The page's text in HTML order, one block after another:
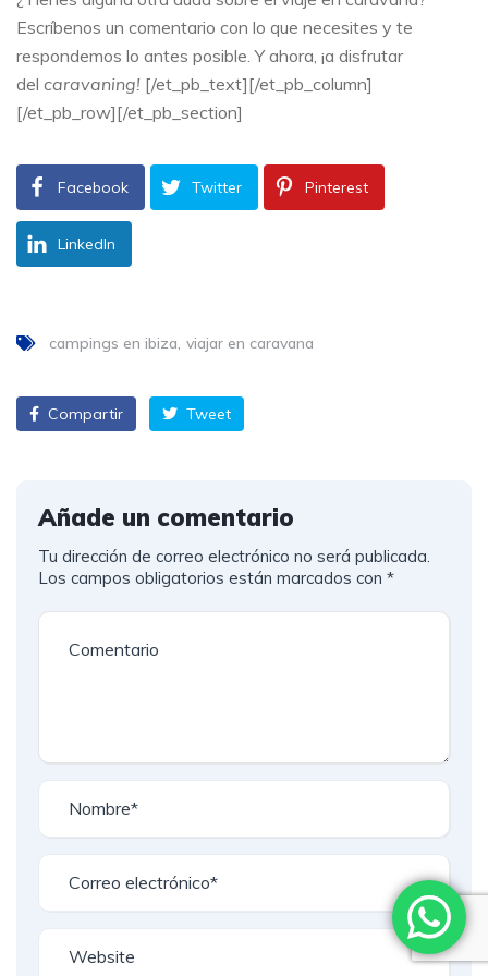
Escríbenos un comentario con lo que necesites y te
respondemos lo antes posible. Y ahora, ¡a disfrutar
del caravaning! [/et_pb_text][/et_pb_column]
[/et_pb_row][/et_pb_section]
Facebook Twitter Pinterest
LinkedIn
campings en ibiza viajar en caravana
Compartir Tweet
Añade un comentario
Tu dirección de correo electrónico no será publicada.
Los campos obligatorios están marcados con *